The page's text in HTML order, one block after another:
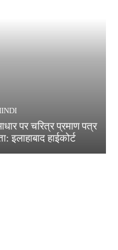
पर चरित्र प्रमाण पत्र
हाईकोर्ट